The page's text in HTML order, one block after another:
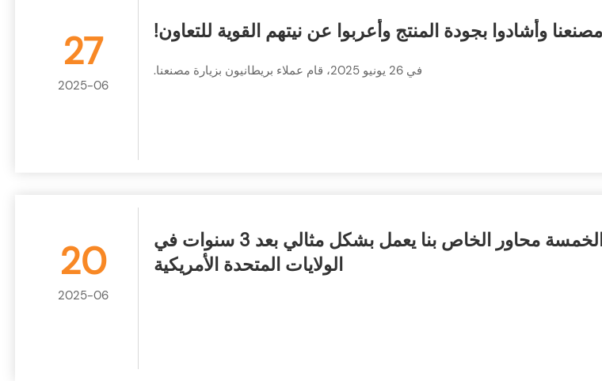
27
2025-06
وأشادوا بجودة المنتج وأعربوا عن نيتهم القوية للتعاون!
في 26 يونيو 2025، قام عملاء بريطانيون بزيارة مصنعنا.
20
2025-06
منشار الجسر CNC ذو الخمسة محاور الخاص بنا يعمل بشكل مثالي بعد 3 سنوات في
الولايات المتحدة الأمريكية